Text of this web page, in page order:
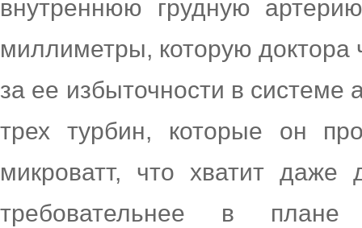
внутреннюю грудную
миллиметры, которую доктора
за ее избыточности в
трех турбин, которые он
микроватт, что хватит даже
требовательнее в